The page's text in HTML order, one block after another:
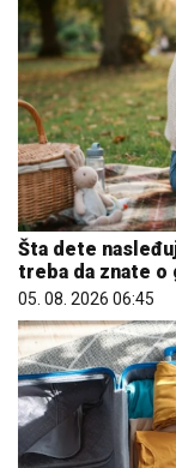
Šta dete
treba da znate
05. 08. 2026 06:45